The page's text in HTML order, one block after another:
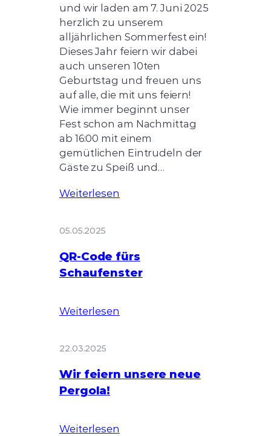
und wir laden am 7. Juni 2025
herzlich zu unserem
alljährlichen Sommerfest ein!
Dieses Jahr feiern wir dabei
auch unseren 10ten
Geburtstag und freuen uns
auf alle, die mit uns feiern!
Wie immer beginnt unser
Fest schon am Nachmittag
ab 16:00 mit einem
gemütlichen Eintrudeln der
Gäste zu Speiß und…
Weiterlesen
05.05.2025
QR-Code fürs
Schaufenster
Weiterlesen
22.03.2025
Wir feiern unsere neue
Pergola!
Weiterlesen